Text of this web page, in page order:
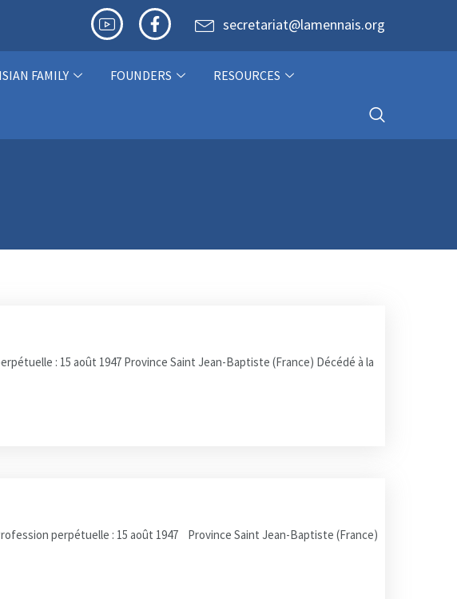
secretariat@lamennais.org
FAMILY FOUNDERS
RESOURCES
: 15 août 1947 Province Saint Jean-Baptiste (France) Décédé à la
perpétuelle : 15 août 1947 Province Saint Jean-Baptiste (France)